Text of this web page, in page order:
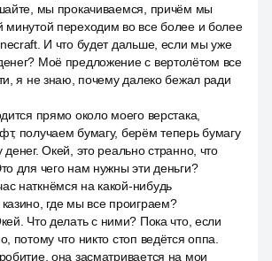
мы прокачиваемся, причём мы
минутой переходим во все более и более
И что будет дальше, если мы уже
Моё предложение с вертолётом все
я не знаю, почему далеко бежал ради
прямо около моего верстака,
получаем бумагу, берём теперь бумагу
денег. Окей, это реально странно, что
для чего нам нужны эти деньги?
наткнёмся на какой-нибудь
где мы все проиграем?
Что делать с ними? Пока что, если
потому что никто стоп ведётся оппа.
она засматривается на мои